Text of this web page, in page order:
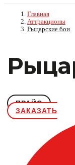
Главная
Аттракционы
Рыцарские бои
ПРАЙС
ЗАКАЗАТЬ